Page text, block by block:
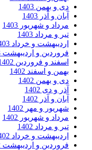
دی و بهمن 1403
آبان و آذر 1403
مرداد و شهریور 1403
تیر و مرداد 1403
اردیبهشت و خرداد 1403
فروردین و اردیبهشت 1403
اسفند و فروردین 1402
بهمن و اسفند 1402
دی و بهمن 1402
آذر و دی 1402
آبان و آذر 1402
شهریور و مهر 1402
مرداد و شهریور 1402
تیر و مرداد 1402
اردیبهشت و خرداد 1402
فروردین و اردیبهشت 1402